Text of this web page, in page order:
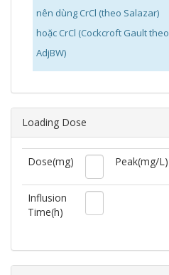
nên dùng CrCl (theo Salazar)
hoặc CrCl (Cockcroft Gault theo
AdjBW)
Loading Dose
Dose(mg) Peak(mg/L)
Influsion
Time(h)